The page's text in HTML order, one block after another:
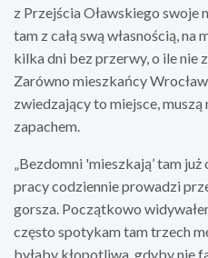
z Przejścia Oławskiego swoje
tam z całą swą własnością,
kilka dni bez przerwy, o ile nie
Zarówno mieszkańcy
zwiedzający to miejsce,
zapachem.
„Bezdomni 'mieszkają’ tam
pracy codziennie prowadzi
gorsza. Początkowo
często spotykam tam trzech
byłaby kłopotliwa, gdyby nie